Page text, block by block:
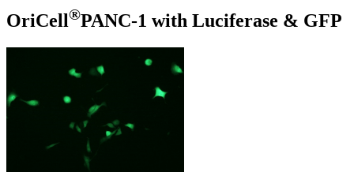
OriCell®PANC-1 with Luciferase & GFP